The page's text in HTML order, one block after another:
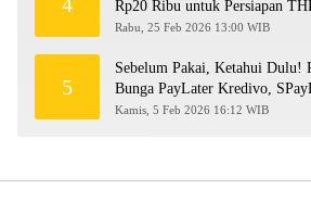
Rp20 Ribu untuk Persiapan
Rabu, 25 Feb 2026 13:00 WIB
5
Sebelum Pakai, Ketahui Dulu!
Bunga PayLater Kredivo,
2026
Kamis, 5 Feb 2026 16:12 WIB